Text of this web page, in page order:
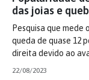
das joias e
Pesquisa que mede
queda de quase 12
direita devido ao
22/08/2023